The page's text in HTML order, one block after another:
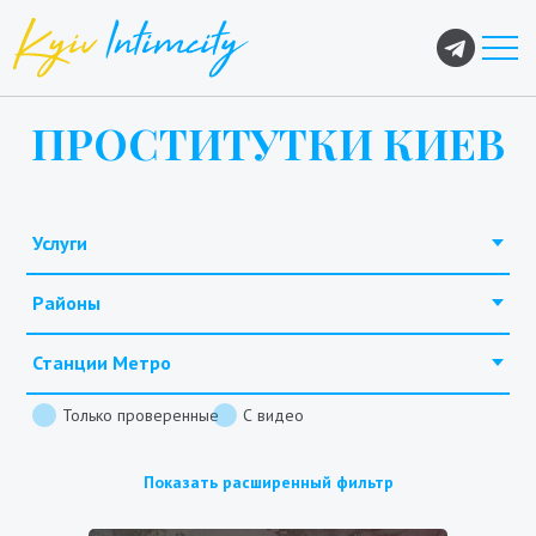
ПРОСТИТУТКИ КИЕВ
Услуги
Районы
Станции Метро
Только проверенные С видео
Показать расширенный фильтр